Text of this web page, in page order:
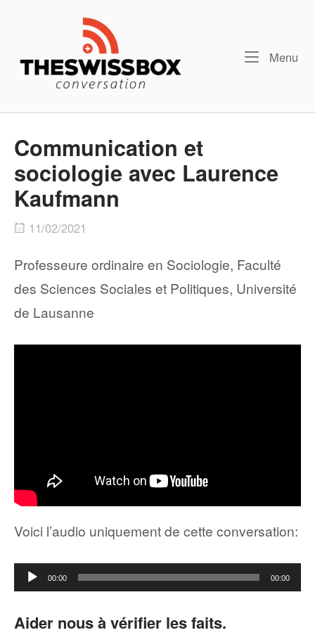
Menu
Communication et
sociologie avec Laurence
Kaufmann
11/02/2021
Professeure ordinaire en Sociologie, Faculté
des Sciences Sociales et Politiques, Université
de Lausanne
Voici l’audio uniquement de cette conversation:
Lecteur
00:00 00:00
Aider nous à vérifier les faits.